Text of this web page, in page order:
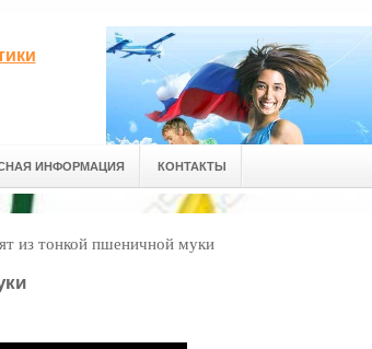
ИНФОРМАЦИЯ КОНТАКТЫ
из тонкой пшеничной муки